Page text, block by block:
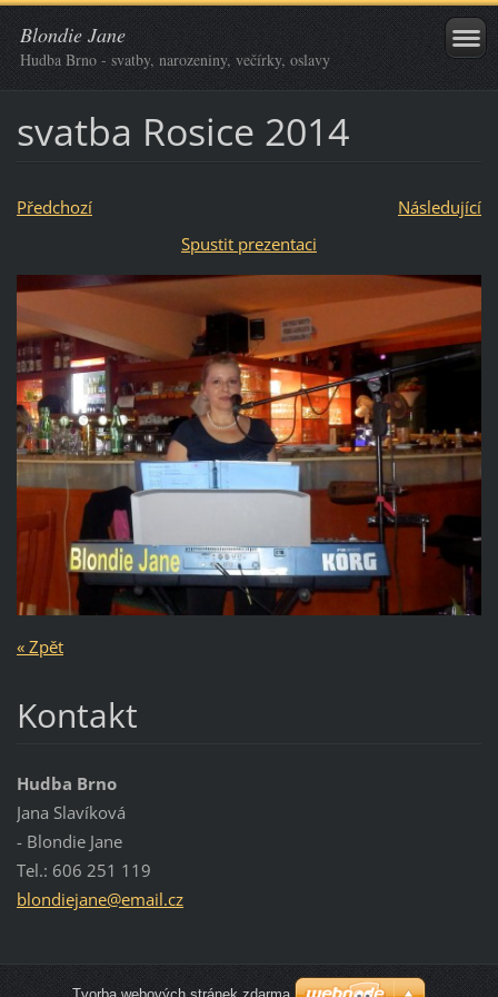
Blondie Jane
Hudba Brno - svatby, narozeniny, večírky, oslavy
svatba Rosice 2014
Předchozí
Následující
Spustit prezentaci
« Zpět
Kontakt
Hudba Brno
Jana Slavíková
- Blondie Jane
Tel.: 606 251 119
blondiejane@email.cz